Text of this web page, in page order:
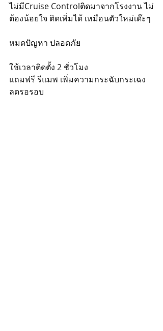
ไม่มีCruise Controlติดมาจากโรงงาน ไม่
ต้องน้อยใจ ติดเพิ่มได้ เหมือนตัวใหม่เด๊ะๆ
หมดปัญหา ปลอดภัย
ใช้เวลาติดตั้ง 2 ชั่วโมง
แถมฟรี รีแมพ เพิ่มความกระฉับกระเฉง
ลดรอรอบ